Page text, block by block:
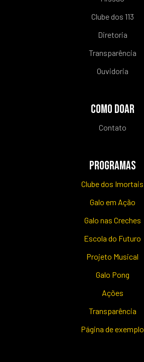
Clube dos 113
Diretoria
Transparência
Ouvidoria
COMO DOAR
Contato
PROGRAMAS
Clube dos Imortais
Galo em Ação
Galo nas Creches
Escola do Futuro
Projeto Musical
Galo Pong
Ações
Transparência
Página de exemplo